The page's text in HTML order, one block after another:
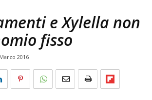
e Xylella non
fisso
2016